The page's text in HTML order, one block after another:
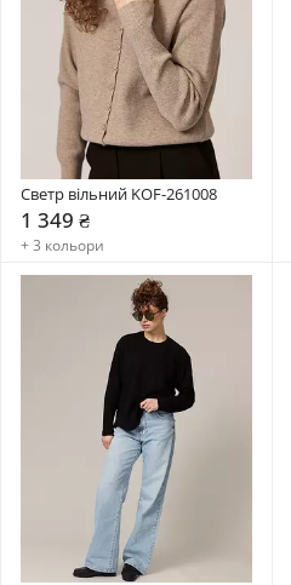
Светр вільний KOF-261008
1 349 ₴
+ 3 кольори